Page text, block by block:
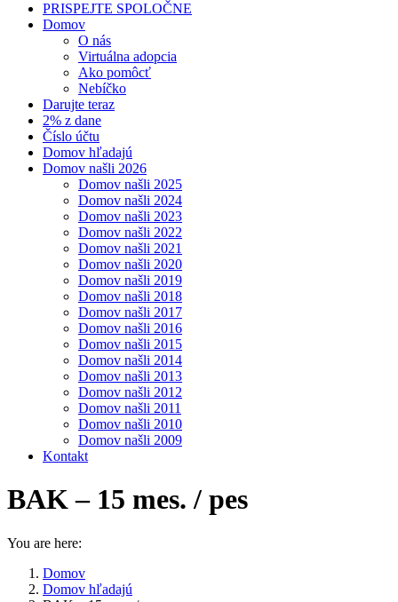
PRISPEJTE SPOLOČNE
Domov
O nás
Virtuálna adopcia
Ako pomôcť
Nebíčko
Darujte teraz
2% z dane
Číslo účtu
Domov hľadajú
Domov našli 2026
Domov našli 2025
Domov našli 2024
Domov našli 2023
Domov našli 2022
Domov našli 2021
Domov našli 2020
Domov našli 2019
Domov našli 2018
Domov našli 2017
Domov našli 2016
Domov našli 2015
Domov našli 2014
Domov našli 2013
Domov našli 2012
Domov našli 2011
Domov našli 2010
Domov našli 2009
Kontakt
BAK – 15 mes. / pes
You are here:
Domov
Domov hľadajú